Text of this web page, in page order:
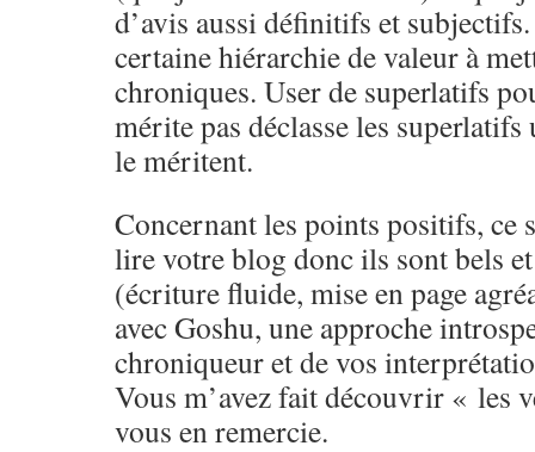
d’avis aussi définitifs et
certaine hiérarchie de valeur à
chroniques. User de superlatifs
mérite pas déclasse les
le méritent.
Concernant les points positifs, ce
lire votre blog donc ils sont bels
(écriture fluide, mise en page
avec Goshu, une approche
chroniqueur et de vos
Vous m’avez fait découvrir « les
vous en remercie.